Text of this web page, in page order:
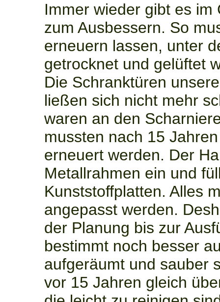
Immer wieder gibt es
zum Ausbessern. So
erneuern lassen, unter
getrocknet und gelüftet
Die Schranktüren
ließen sich nicht mehr
waren an den
mussten nach 15
erneuert werden. Der
Metallrahmen ein und
Kunststoffplatten. Alles
angepasst werden.
der Planung bis zur
bestimmt noch besser
aufgeräumt und sauber
vor 15 Jahren gleich